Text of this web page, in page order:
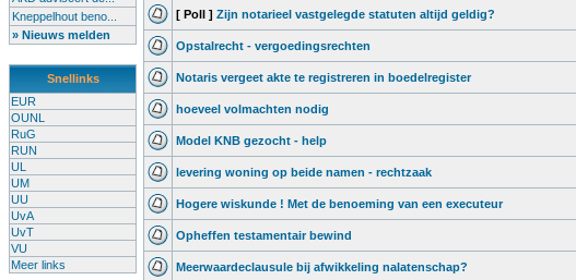
Kneppelhout beno...
» Nieuws melden
Snellinks
EUR
OUNL
RuG
RUN
UL
UM
UU
UvA
UvT
VU
Meer links
[ Poll ] Zijn notarieel vastgelegde statuten altijd geldig?
Opstalrecht - vergoedingsrechten
Notaris vergeet akte te registreren in boedelregister
hoeveel volmachten nodig
Model KNB gezocht - help
levering woning op beide namen - rechtzaak
Hogere wiskunde ! Met de benoeming van een executeur
Opheffen testamentair bewind
Meerwaardeclausule bij afwikkeling nalatenschap?